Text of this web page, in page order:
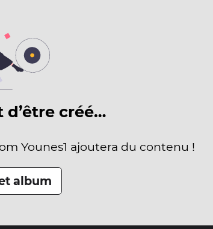
créé…
Younes1 ajoutera du contenu !
album